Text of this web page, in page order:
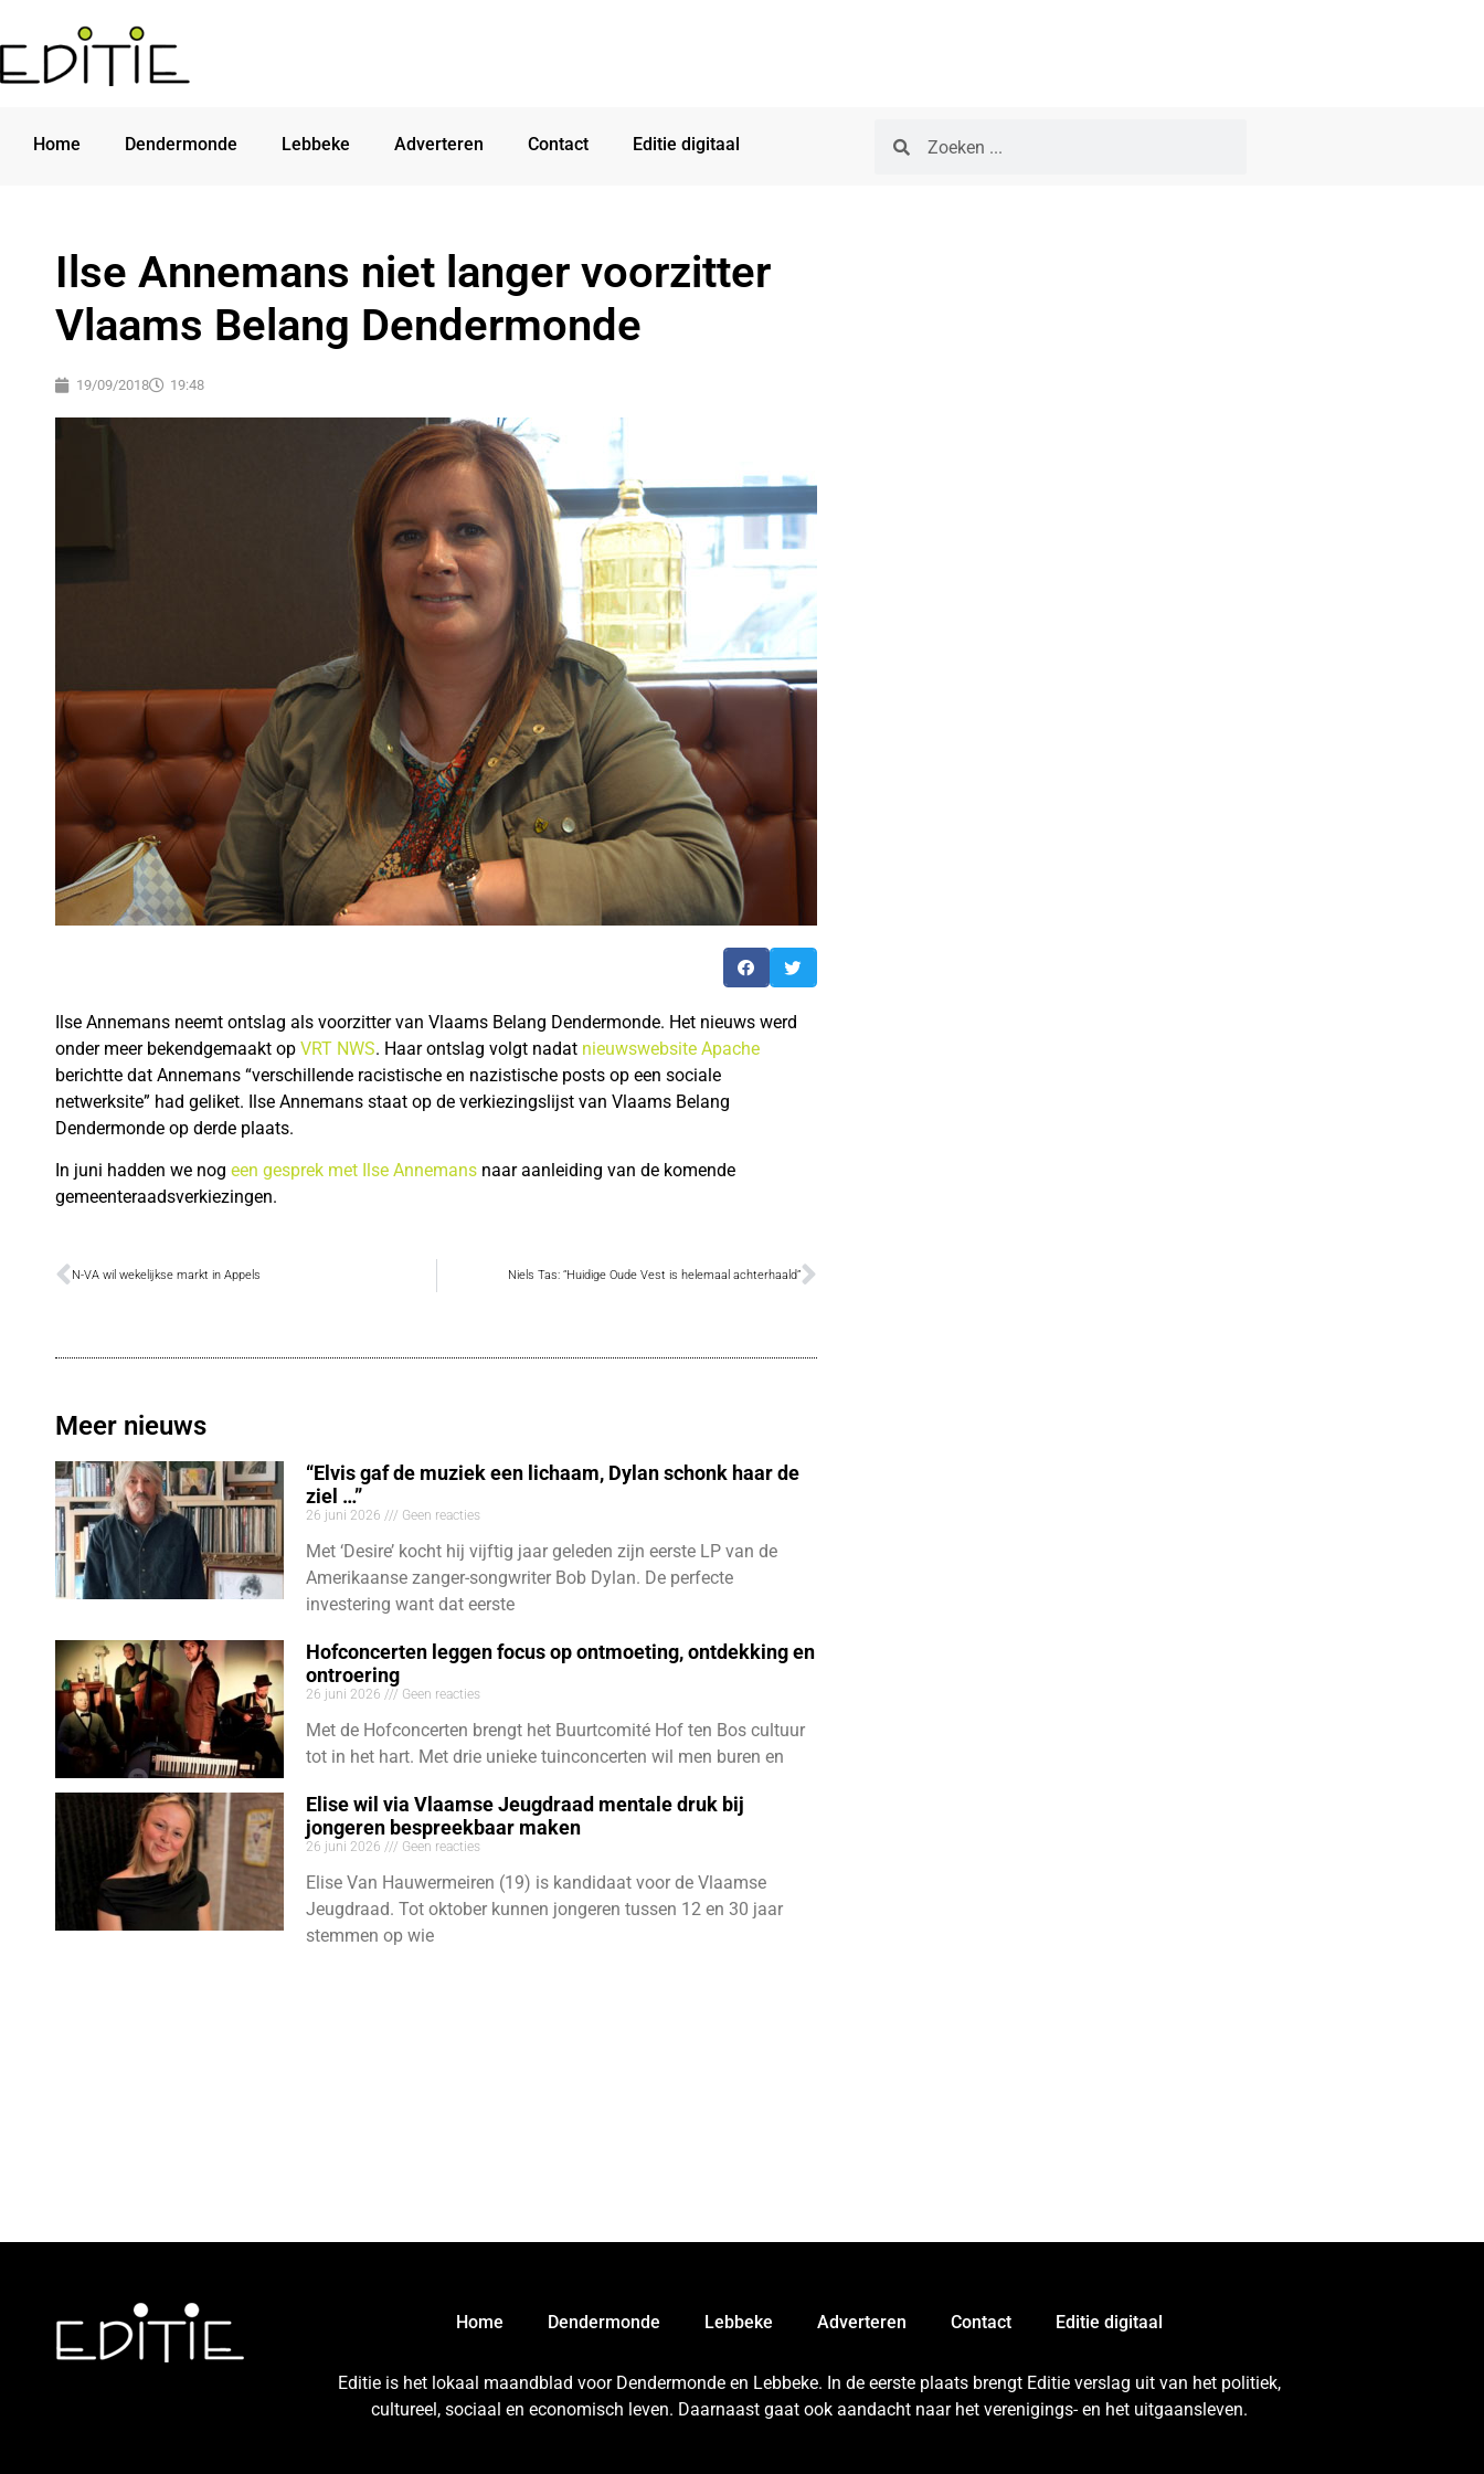
Home Dendermonde Lebbeke Adverteren Contact Editie digitaal
Ilse Annemans niet langer voorzitter
Vlaams Belang Dendermonde
19/09/2018 19:48
Ilse Annemans neemt ontslag als voorzitter van Vlaams Belang Dendermonde. Het nieuws werd
onder meer bekendgemaakt op VRT NWS. Haar ontslag volgt nadat nieuwswebsite Apache
berichtte dat Annemans “verschillende racistische en nazistische posts op een sociale
netwerksite” had geliket. Ilse Annemans staat op de verkiezingslijst van Vlaams Belang
Dendermonde op derde plaats.
In juni hadden we nog een gesprek met Ilse Annemans naar aanleiding van de komende
gemeenteraadsverkiezingen.
N-VA wil wekelijkse markt in Appels Niels Tas: “Huidige Oude Vest is helemaal achterhaald”
Meer nieuws
“Elvis gaf de muziek een lichaam, Dylan schonk haar de
ziel …”
26 juni 2026 Geen reacties
Met ‘Desire’ kocht hij vijftig jaar geleden zijn eerste LP van de
Amerikaanse zanger-songwriter Bob Dylan. De perfecte
investering want dat eerste
Hofconcerten leggen focus op ontmoeting, ontdekking en
ontroering
26 juni 2026 Geen reacties
Met de Hofconcerten brengt het Buurtcomité Hof ten Bos cultuur
tot in het hart. Met drie unieke tuinconcerten wil men buren en
Elise wil via Vlaamse Jeugdraad mentale druk bij
jongeren bespreekbaar maken
26 juni 2026 Geen reacties
Elise Van Hauwermeiren (19) is kandidaat voor de Vlaamse
Jeugdraad. Tot oktober kunnen jongeren tussen 12 en 30 jaar
stemmen op wie
Home Dendermonde Lebbeke Adverteren Contact Editie digitaal
Editie is het lokaal maandblad voor Dendermonde en Lebbeke. In de eerste plaats brengt Editie verslag uit van het politiek,
cultureel, sociaal en economisch leven. Daarnaast gaat ook aandacht naar het verenigings- en het uitgaansleven.